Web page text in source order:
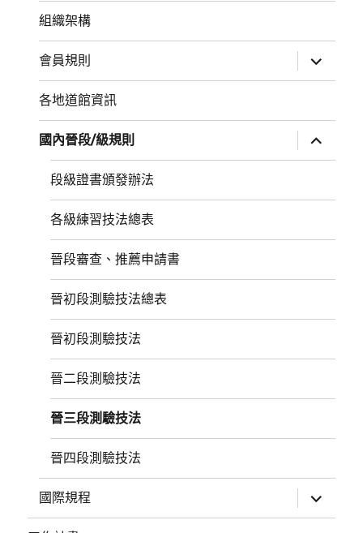
組織架構
會員規則
展
開
子
各地道館資訊
國內晉段/級規則
展
開
子
段級證書頒發辦法
各級練習技法總表
晉段審查、推薦申請書
晉初段測驗技法總表
晉初段測驗技法
晉二段測驗技法
晉三段測驗技法
晉四段測驗技法
國際規程
展
開
子